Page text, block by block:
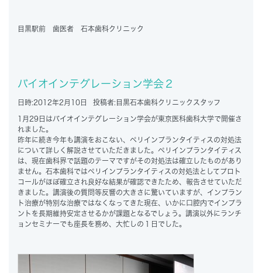
目黒駅前 歯医者 石本歯科クリニック
バイオインテグレーション学会２
日時:2012年2月10日 投稿者: 目黒石本歯科クリニックスタッフ
1月29日はバイオインテグレーション学会が東京医科歯科大学で開催さ
れました。
昨年に続き今年も講演をおこない、ペリインプランタイティスの対処法
について詳しく解説させていただきました。ペリインプランタイティス
は、現在歯科界で話題のテーマですがその対処法は確立したものがあり
ません。石本歯科ではペリインプランタイティスの対処法としてプロト
コールがほぼ確立され良好な結果が確認できたため、報告させていただ
きました。講演後の質問等反響の大きさに驚いていますが、インプラン
ト治療が特別な治療ではなくなってきた現在、いかに口腔内でインプラ
ントを長期維持安定させるかが課題となるでしょう。講演以外にランチ
ョンセミナーでも座長を務め、大忙しの１日でした。